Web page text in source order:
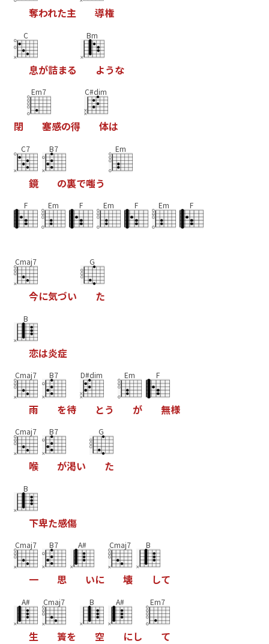
奪われた主 導権
C
息が詰まる
Bm
ような
閉
Em7
塞感の得
C#dim
体は
C7
鏡
B7
の裏で嗤う
Em
F Em F Em F Em F
Cmaj7
今に気づい
G
た
B
恋は炎症
Cmaj7
雨
B7
を待
D#dim
とう
Em
が
F
無様
Cmaj7
喉
B7
が渇い
G
た
B
下卑た感傷
Cmaj7
一
B7
思
A#
いに
Cmaj7
壊
B
して
A#
生
Cmaj7
簀を
B
空
A#
にし
Em7
て